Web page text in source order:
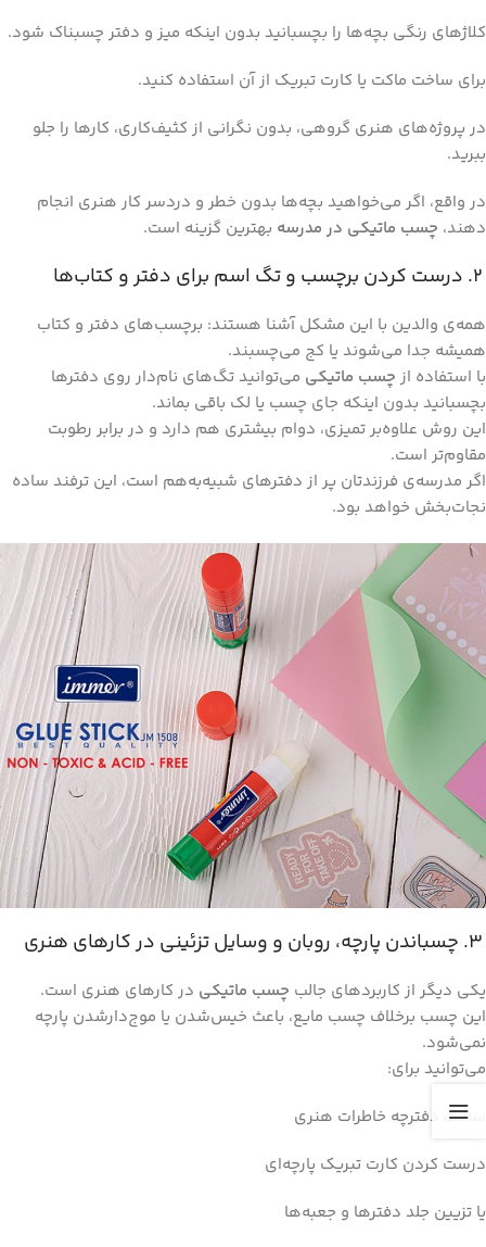
کلاژهای رنگی بچه‌ها را بچسبانید بدون اینکه میز و دفتر چسبناک شود.
برای ساخت ماکت یا کارت تبریک از آن استفاده کنید.
در پروژه‌های هنری گروهی، بدون نگرانی از کثیف‌کاری، کارها را جلو
ببرید.
در واقع، اگر می‌خواهید بچه‌ها بدون خطر و دردسر کار هنری انجام
دهند، چسب ماتیکی در مدرسه بهترین گزینه است.
همه‌ی والدین با این مشکل آشنا هستند: برچسب‌های دفتر و کتاب
همیشه جدا می‌شوند یا کج می‌چسبند.
با استفاده از چسب ماتیکی می‌توانید تگ‌های نام‌دار روی دفترها
بچسبانید بدون اینکه جای چسب یا لک باقی بماند.
این روش علاوه‌بر تمیزی، دوام بیشتری هم دارد و در برابر رطوبت
مقاوم‌تر است.
اگر مدرسه‌ی فرزندتان پر از دفترهای شبیه‌به‌هم است، این ترفند ساده
نجات‌بخش خواهد بود.
یکی دیگر از کاربردهای جالب چسب ماتیکی در کارهای هنری است.
این چسب برخلاف چسب مایع، باعث خیس‌شدن یا موج‌دارشدن پارچه
نمی‌شود.
می‌توانید برای:
ساخت دفترچه خاطرات هنری
درست کردن کارت تبریک پارچه‌ای
یا تزیین جلد دفترها و جعبه‌ها